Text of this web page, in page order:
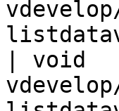
| void